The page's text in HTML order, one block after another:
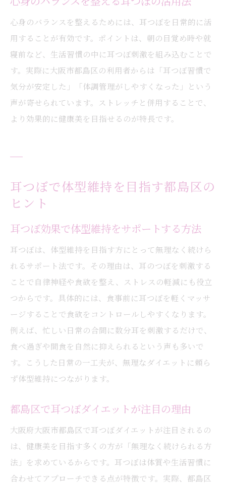
心身のバランスを整えるためには、耳つぼを日常的に活
用することが有効です。ポイントは、朝の目覚め時や就
寝前など、生活習慣の中に耳つぼ刺激を組み込むことで
す。実際に大阪市都島区の利用者からは「耳つぼ習慣で
気分が安定した」「体調管理がしやすくなった」という
声が寄せられています。ストレッチと併用することで、
より効果的に健康美を目指せるのが特長です。
耳つぼで体型維持を目指す都島区の
ヒント
耳つぼ効果で体型維持をサポートする方法
耳つぼは、体型維持を目指す方にとって無理なく続けら
れるサポート法です。その理由は、耳のつぼを刺激する
ことで自律神経や食欲を整え、ストレスの軽減にも役立
つからです。具体的には、食事前に耳つぼを軽くマッサ
ージすることで食欲をコントロールしやすくなります。
例えば、忙しい日常の合間に数分耳を刺激するだけで、
食べ過ぎや間食を自然に抑えられるという声も多いで
す。こうした日常の一工夫が、無理なダイエットに頼ら
ず体型維持につながります。
都島区で耳つぼダイエットが注目の理由
大阪府大阪市都島区で耳つぼダイエットが注目されるの
は、健康美を目指す多くの方が「無理なく続けられる方
法」を求めているからです。耳つぼは体質や生活習慣に
合わせてアプローチできる点が特徴です。実際、都島区